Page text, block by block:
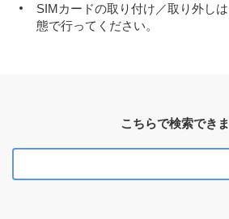
SIMカードの取り付け／取り外し
態で行ってください。
こちらで検索でき